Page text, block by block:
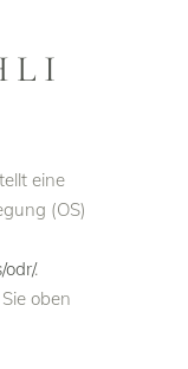
eine
(OS)
odr/.
oben